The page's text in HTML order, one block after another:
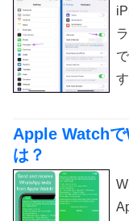
す
Apple Watch
は？